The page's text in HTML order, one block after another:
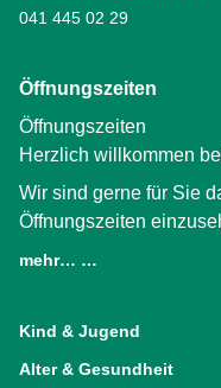
041 445 02 29
Öffnungszeiten
Öffnungszeiten
Herzlich willkommen
Wir sind gerne für Sie
Öffnungszeiten
mehr… …
Kind & Jugend
Alter & Gesundheit